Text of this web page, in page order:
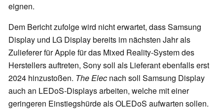
eignen.
Dem Bericht zufolge wird nicht erwartet, dass Samsung
Display und LG Display bereits im nächsten Jahr als
Zulieferer für Apple für das Mixed Reality-System des
Herstellers auftreten, Sony soll als Lieferant ebenfalls erst
2024 hinzustoßen. The Elec nach soll Samsung Display
auch an LEDoS-Displays arbeiten, welche mit einer
geringeren Einstiegshürde als OLEDoS aufwarten sollen.